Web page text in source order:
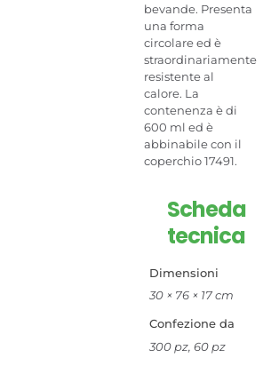
bevande. Presenta
una forma
circolare ed è
straordinariamente
resistente al
calore. La
contenenza è di
600 ml ed è
abbinabile con il
coperchio 17491.
Scheda
tecnica
Dimensioni
30 × 76 × 17 cm
Confezione da
300 pz, 60 pz